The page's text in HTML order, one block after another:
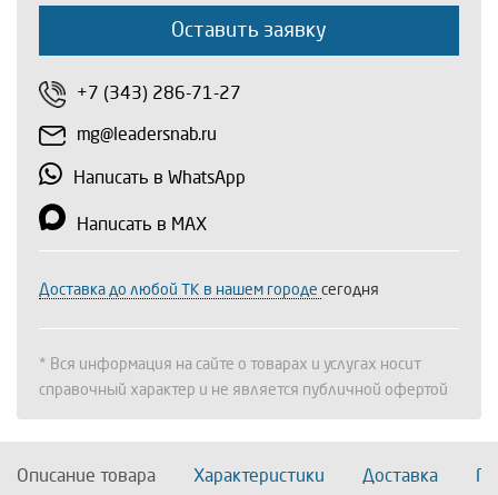
Оставить заявку
+7 (343) 286-71-27
mg@leadersnab.ru
Написать в WhatsApp
Написать в MAX
Доставка до любой ТК в нашем городе сегодня
* Вся информация на сайте о товарах и услугах носит
справочный характер и не является публичной офертой
Описание товара Характеристики Доставка